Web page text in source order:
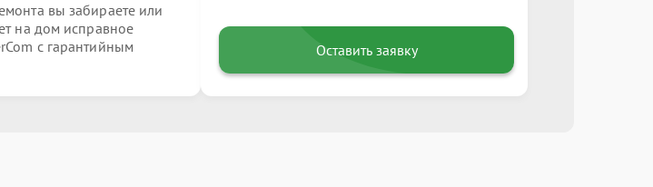
вы забираете или
на дом исправное
с гарантийным
Оставить заявку